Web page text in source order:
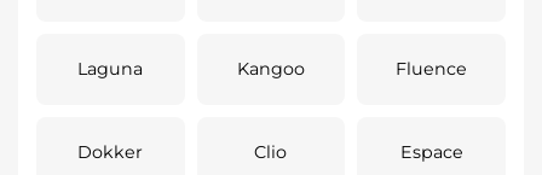
Laguna Kangoo Fluence
Dokker Clio Espace